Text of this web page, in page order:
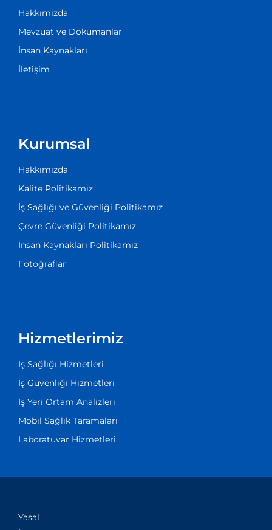
Hakkımızda
Mevzuat ve Dökumanlar
İnsan Kaynakları
İletişim
Kurumsal
Hakkımızda
Kalite Politikamız
İş Sağlığı ve Güvenliği Politikamız
Çevre Güvenliği Politikamız
İnsan Kaynakları Politikamız
Fotoğraflar
Hizmetlerimiz
İş Sağlığı Hizmetleri
İş Güvenliği Hizmetleri
İş Yeri Ortam Analizleri
Mobil Sağlık Taramaları
Laboratuvar Hizmetleri
Yasal